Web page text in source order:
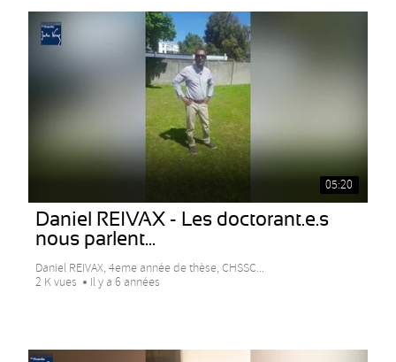
05:20
Daniel REIVAX - Les doctorant.e.s
nous parlent...
Daniel REIVAX, 4eme année de thèse, CHSSC...
2 K vues
Il y a 6 années